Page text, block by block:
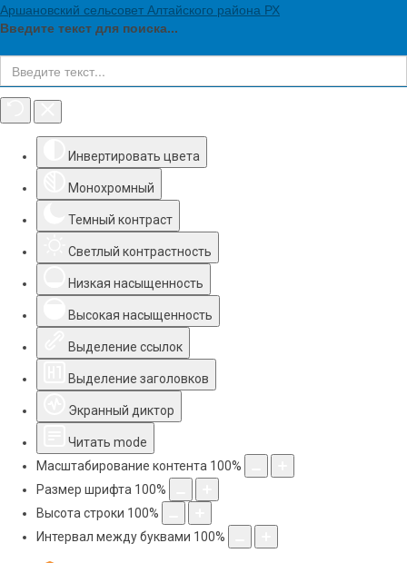
Инструменты доступности
Инвертировать цвета
Монохромный
Темный контраст
Светлый контрастность
Низкая насыщенность
Высокая насыщенность
Выделение ссылок
Выделение заголовков
Экранный диктор
Читать mode
Масштабирование контента 100%
Размер шрифта 100%
Высота строки 100%
Интервал между буквами 100%
Аршановский сельсовет Алтайского района РХ
Введите текст для поиска...